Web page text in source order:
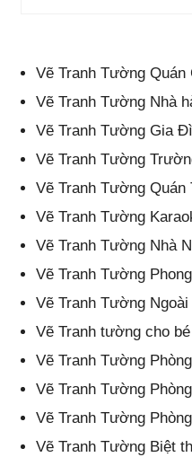
Vẽ Tranh Tường Quán
Vẽ Tranh Tường Nhà
Vẽ Tranh Tường Gia
Vẽ Tranh Tường
Vẽ Tranh Tường Quán
Vẽ Tranh Tường
Vẽ Tranh Tường Nhà
Vẽ Tranh Tường
Vẽ Tranh Tường
Vẽ Tranh tường cho
Vẽ Tranh Tường
Vẽ Tranh Tường
Vẽ Tranh Tường
Vẽ Tranh Tường Biệt